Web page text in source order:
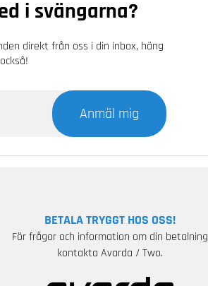
i svängarna?
direkt från oss i din inbox, häng
Anmäl mig
BETALA TRYGGT HOS OSS!
För frågor och information om din betalning
kontakta Avarda / Two.